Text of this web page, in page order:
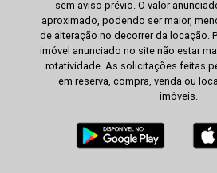
sem aviso prévio. O valor
aproximado, podendo ser maior,
de alteração no decorrer da locação.
imóvel anunciado no site não estar
rotatividade. As solicitações feitas
em reserva, compra, venda ou
imóveis.